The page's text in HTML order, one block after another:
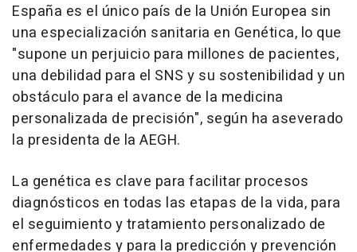
España es el único país de la Unión Europea sin
una especialización sanitaria en Genética, lo que
"supone un perjuicio para millones de pacientes,
una debilidad para el SNS y su sostenibilidad y un
obstáculo para el avance de la medicina
personalizada de precisión", según ha aseverado
la presidenta de la AEGH.
La genética es clave para facilitar procesos
diagnósticos en todas las etapas de la vida, para
el seguimiento y tratamiento personalizado de
enfermedades y para la predicción y prevención